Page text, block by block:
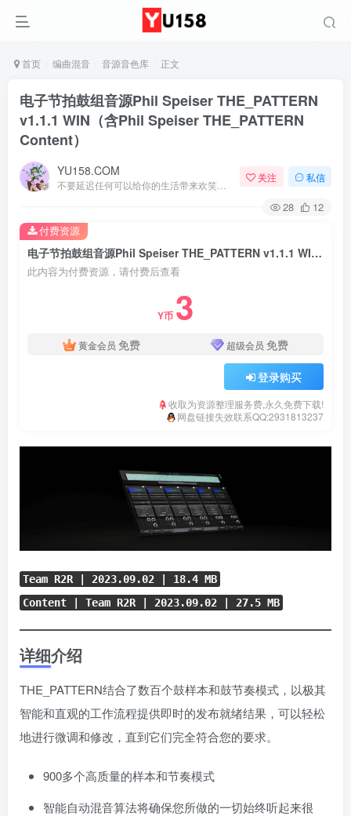
首页 编曲混音 音源音色库 正文
电子节拍鼓组音源Phil Speiser THE_PATTERN
v1.1.1 WIN（含Phil Speiser THE_PATTERN
Content）
YU158.COM 关注 私信
28 12
电子节拍鼓组音源Phil Speiser THE_PATTERN v1.1.1 WIN（含Phil Speiser THE_PATTERN Content）
此内容为付费资源，请付费后查看
Y币 3
黄金会员 免费 超级会员 免费
登录购买
收取为资源整理服务费,永久免费下载!
网盘链接失效联系QQ:2931813237
付费资源
Team R2R | 2023.09.02 | 18.4 MB
Content | Team R2R | 2023.09.02 | 27.5 MB
详细介绍
THE_PATTERN结合了数百个鼓样本和鼓节奏模式，以极其
智能和直观的工作流程提供即时的发布就绪结果，可以轻松
地进行微调和修改，直到它们完全符合您的要求。
900多个高质量的样本和节奏模式
智能自动混音算法将确保您所做的一切始终听起来很